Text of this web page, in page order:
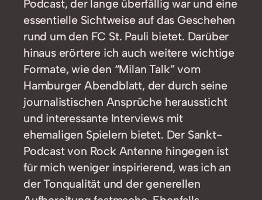
Podcast, der lange überfällig war und eine
essentielle Sichtweise auf das Geschehen
rund um den FC St. Pauli bietet. Darüber
hinaus erörtere ich auch weitere wichtige
Formate, wie den “Milan Talk” vom
Hamburger Abendblatt, der durch seine
journalistischen Ansprüche heraussticht
und interessante Interviews mit
ehemaligen Spielern bietet. Der Sankt-
Podcast von Rock Antenne hingegen ist
für mich weniger inspirierend, was ich an
der Tonqualität und der generellen